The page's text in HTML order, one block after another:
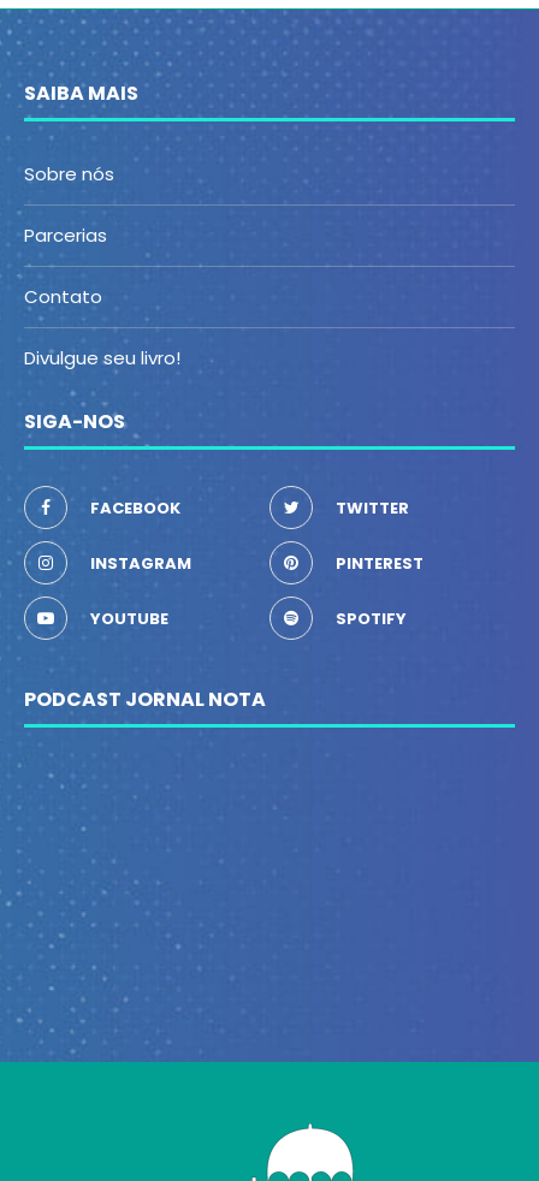
SAIBA MAIS
Sobre nós
Parcerias
Contato
Divulgue seu livro!
SIGA-NOS
FACEBOOK TWITTER
INSTAGRAM PINTEREST
YOUTUBE SPOTIFY
PODCAST JORNAL NOTA